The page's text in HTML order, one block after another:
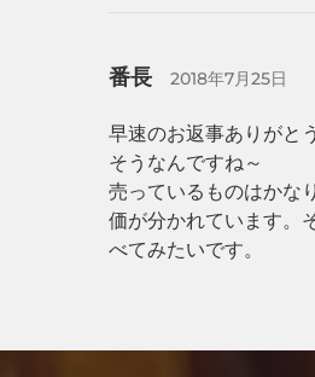
番長 2018年7月25日
早速のお返事ありがと
そうなんですね～
売っているものはかな
価が分かれています。
べてみたいです。